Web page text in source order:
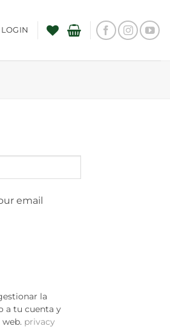
LOGIN
email
la
a tu cuenta y
privacy